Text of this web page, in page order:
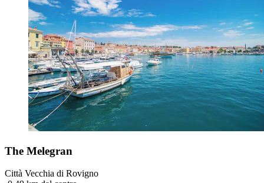
The Melegran
Città Vecchia di Rovigno